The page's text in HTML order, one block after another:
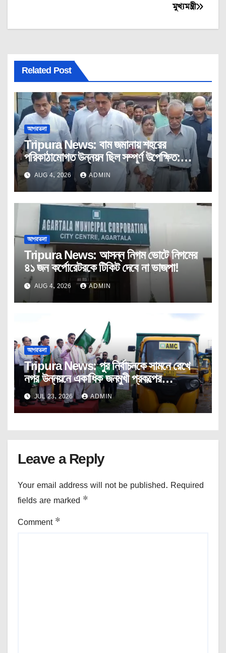
মুখ্যমন্ত্রী
Related Post
আগরতলা
Tripura News: বাম জমানায় শহরের
পরিকাঠামোগত উন্নয়ন ছিল সম্পূর্ণ উপেক্ষিত:
মুখ্যমন্ত্রী
AUG 4, 2026 ADMIN
আগরতলা
Tripura News: আসন্ন নিগম ভোটে নিগমের
৪১ জন কর্পোরেটরকে টিকিট দেবে না ভাজপা!
AUG 4, 2026 ADMIN
আগরতলা
Tripura News: পুর নির্বাচনকে সামনে রেখে
নগর উন্নয়নে একাধিক জনমুখী প্রকল্পের
উদ্বোধন।
JUL 23, 2026 ADMIN
Leave a Reply
Your email address will not be published. Required
fields are marked *
Comment *